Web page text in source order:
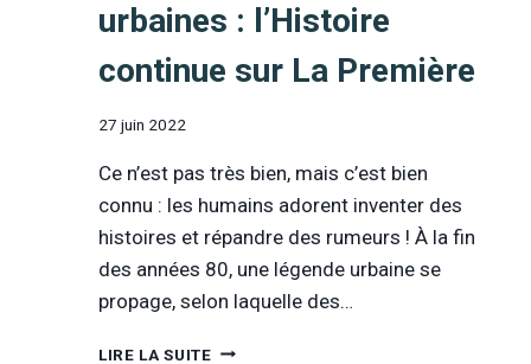
urbaines : l’Histoire
continue sur La Première
27 juin 2022
Ce n’est pas très bien, mais c’est bien
connu : les humains adorent inventer des
histoires et répandre des rumeurs ! À la fin
des années 80, une légende urbaine se
propage, selon laquelle des…
LIRE LA SUITEDROGUES